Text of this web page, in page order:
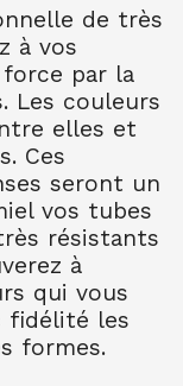
TUBE 10 ML
TUBE 10 ML
TUBE 10 ML
TUBE 10 ML
TUBE 10 ML
de très
à vos
par la
Les couleurs
elles et
Ces
seront un
vos tubes
résistants
à
qui vous
fidélité les
formes.